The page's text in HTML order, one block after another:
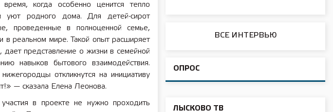
когда особенно ценится тепло
уют родного дома. Для детей-сирот
проведенные в полноценной семье,
в реальном мире. Такой опыт расширяет
дает представление о жизни в семейной
навыков бытового взаимодействия.
откликнутся на инициативу
— сказала Елена Леонова.
в проекте не нужно проходить
ВСЕ ИНТЕРВЬЮ
ОПРОС
ЛЫСКОВО ТВ